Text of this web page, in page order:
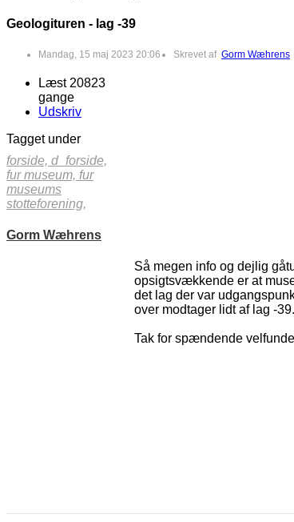
Geologituren - lag -39
Mandag, 15 maj 2023 20:06 Skrevet af Gorm Wæhrens
Læst 20823
gange
Udskriv
Tagget under
forside, d_forside,
fur museum, fur
museums
stotteforening,
Gorm Wæhrens
Så megen info og dejlig
opsigtsvækkende er at
det lag der var
over modtager lidt af lag -39.
Tak for spændende